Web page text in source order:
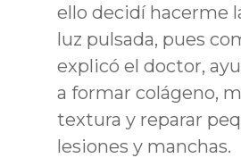
ello decidí hacerme
luz pulsada, pues
explicó el doctor,
a formar colágeno,
textura y reparar
lesiones y manchas.